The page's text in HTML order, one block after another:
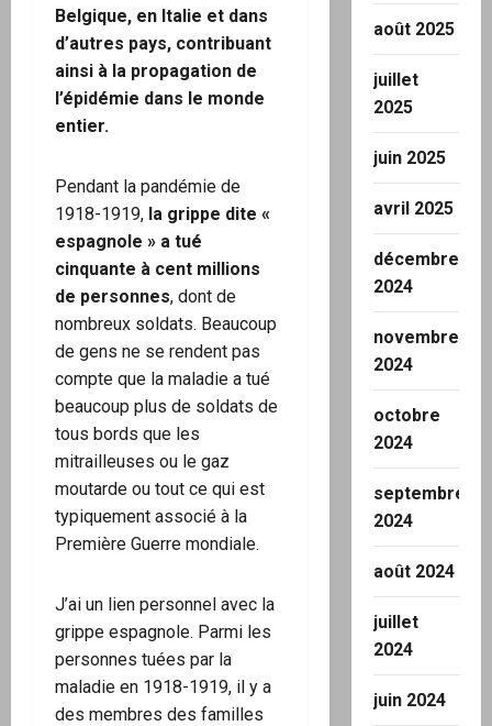
Belgique, en Italie et dans
d’autres pays, contribuant
ainsi à la propagation de
l’épidémie dans le monde
entier.
Pendant la pandémie de
1918-1919, la grippe dite «
espagnole » a tué
cinquante à cent millions
de personnes, dont de
nombreux soldats. Beaucoup
de gens ne se rendent pas
compte que la maladie a tué
beaucoup plus de soldats de
tous bords que les
mitrailleuses ou le gaz
moutarde ou tout ce qui est
typiquement associé à la
Première Guerre mondiale.
J’ai un lien personnel avec la
grippe espagnole. Parmi les
personnes tuées par la
maladie en 1918-1919, il y a
des membres des familles
août 2025
juillet
2025
juin 2025
avril 2025
décembre
2024
novembre
2024
octobre
2024
septembre
2024
août 2024
juillet
2024
juin 2024